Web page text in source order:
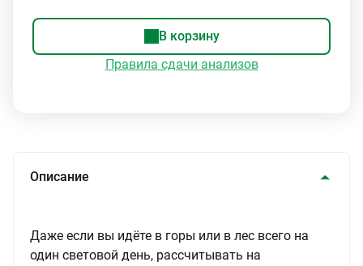
В корзину
Правила сдачи анализов
Описание
Даже если вы идёте в горы или в лес всего на
один световой день, рассчитывать на